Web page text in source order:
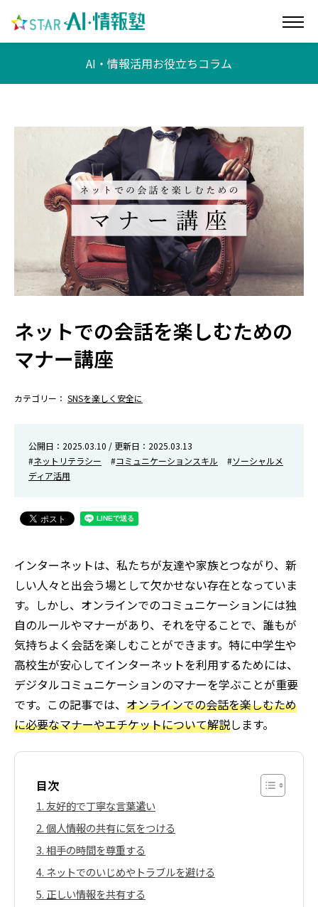
AI・情報活用お役立ちコラム
ネットでの会話を楽しむための
マナー講座
カテゴリー： SNSを楽しく安全に
公開日：2025.03.10 / 更新日：2025.03.13
#ネットリテラシー #コミュニケーションスキル #ソーシャルメ
ディア活用
インターネットは、私たちが友達や家族とつながり、新
しい人々と出会う場として欠かせない存在となっていま
す。しかし、オンラインでのコミュニケーションには独
自のルールやマナーがあり、それを守ることで、誰もが
気持ちよく会話を楽しむことができます。特に中学生や
高校生が安心してインターネットを利用するためには、
デジタルコミュニケーションのマナーを学ぶことが重要
です。この記事では、 オンラインでの会話を楽しむため
に必要なマナーやエチケットについて解説します。
目次
1. 友好的で丁寧な言葉遣い
2. 個人情報の共有に気をつける
3. 相手の時間を尊重する
4. ネットでのいじめやトラブルを避ける
5. 正しい情報を共有する